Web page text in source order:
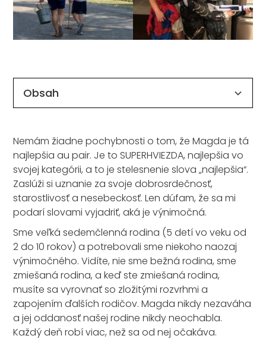
Obsah
Nemám žiadne pochybnosti o tom, že Magda je tá
najlepšia au pair. Je to SUPERHVIEZDA, najlepšia vo
svojej kategórii, a to je stelesnenie slova „najlepšia“.
Zaslúži si uznanie za svoje dobrosrdečnosť,
starostlivosť a nesebeckosť. Len dúfam, že sa mi
podarí slovami vyjadriť, aká je výnimočná.
Sme veľká sedemčlenná rodina (5 detí vo veku od
2 do 10 rokov) a potrebovali sme niekoho naozaj
výnimočného. Vidíte, nie sme bežná rodina, sme
zmiešaná rodina, a keď ste zmiešaná rodina,
musíte sa vyrovnať so zložitými rozvrhmi a
zapojením ďalších rodičov. Magda nikdy nezaváha
a jej oddanosť našej rodine nikdy neochabla.
Každý deň robí viac, než sa od nej očakáva.